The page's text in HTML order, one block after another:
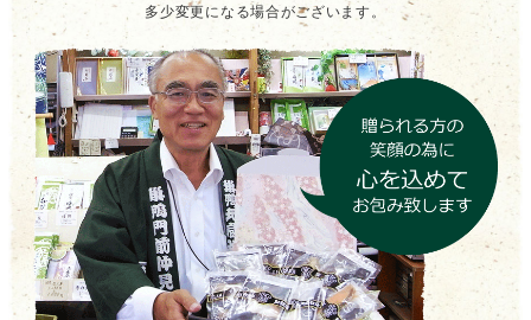
多少変更になる場合がございます。